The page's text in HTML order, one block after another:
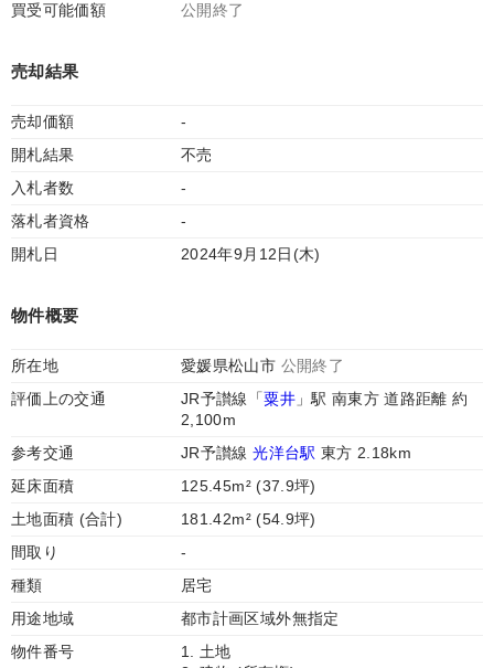
買受可能価額
公開終了
売却結果
売却価額
-
開札結果
不売
入札者数
-
落札者資格
-
開札日
2024年9月12日(木)
物件概要
所在地 愛媛県松山市 公開終了
評価上の交通
JR予讃線「粟井」駅 南東方 道路距離 約
2,100m
参考交通
JR予讃線光洋台駅 東方 2.18km
延床面積
125.45m² (37.9坪)
土地面積 (合計)
181.42m² (54.9坪)
間取り
-
種類
居宅
用途地域
都市計画区域外無指定
物件番号
1. 土地